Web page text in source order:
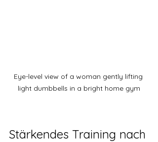
Eye-level view of a woman gently lifting
light dumbbells in a bright home gym
Stärkendes Training nach